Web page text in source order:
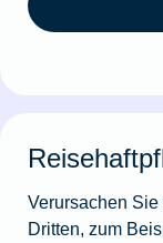
Verursachen
Dritten, zum